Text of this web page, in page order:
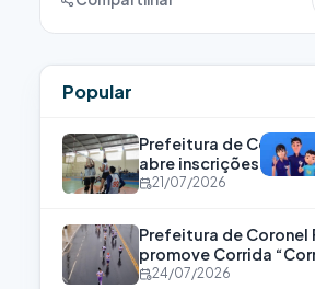
Popular
Prefeitura de Coronel
abre inscrições para o
Bolsa Atleta
21/07/2026
Prefeitura de Coronel
promove Corrida
para fortalecer a luta
24/07/2026